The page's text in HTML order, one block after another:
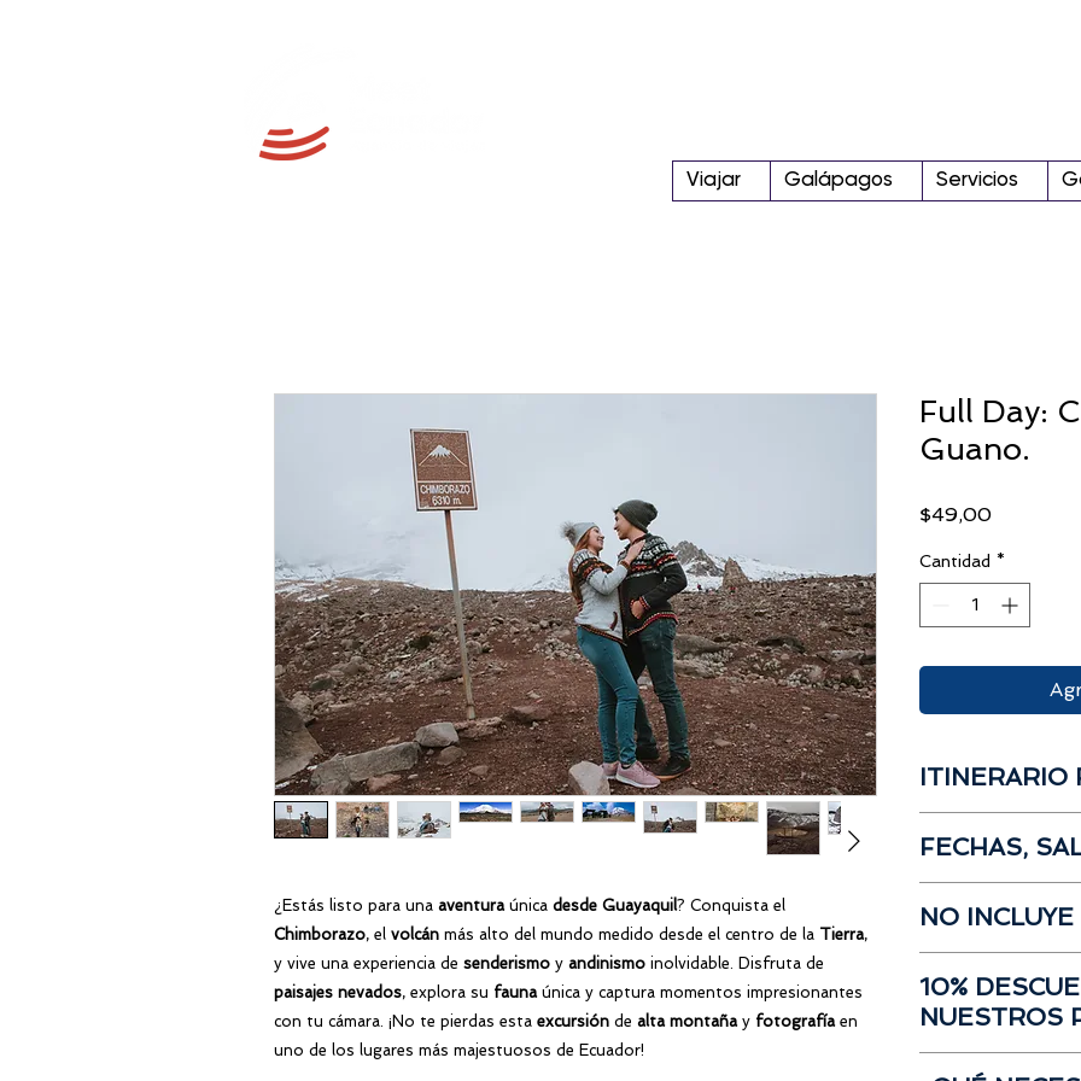
Viajar Galápagos Servicios
¿Estás listo para una aventuraúnica desde Guayaquil? Conquista el
Chimborazo, el volcán más alto del mundo medido desde el centro de la Tierra,
y vive una experiencia de senderismo y andinismo inolvidable. Disfruta de
paisajes nevados, explora su faunaúnica y captura momentos impresionantes
con tu cámara. ¡No te pierdas esta excursión de alta montañay fotografíaen
uno de los lugares más majestuosos de Ecuador!
Full Day:
Guano.
$49,00Precio
Cantidad *
ITINERARIO
Box Lunch
Visita alcentro
Visita alPrimer
msnm)"
Visita al
msnm)"
Visita a la
FECHAS,
Lugar:
Gasolinera
Llegada a GYE:
NO INCLUYE
Desayuno
Gastos no
10%
NUESTROS